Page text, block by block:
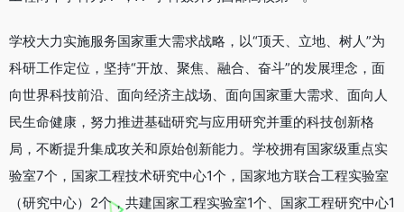
学校大力实施服务国家重大需求战略，以“顶天、立地、树人”为
科研工作定位，坚持“开放、聚焦、融合、奋斗”的发展理念，面
向世界科技前沿、面向经济主战场、面向国家重大需求、面向人
民生命健康，努力推进基础研究与应用研究并重的科技创新格
局，不断提升集成攻关和原始创新能力。学校拥有国家级重点实
验室7个，国家工程技术研究中心1个，国家地方联合工程实验室
（研究中心）2个，共建国家工程实验室1个、国家工程研究中心1